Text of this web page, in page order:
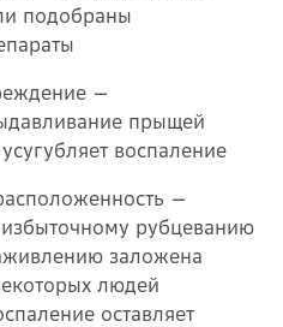
подобраны
—
прыщей
воспаление
—
рубцеванию
заложена
людей
оставляет